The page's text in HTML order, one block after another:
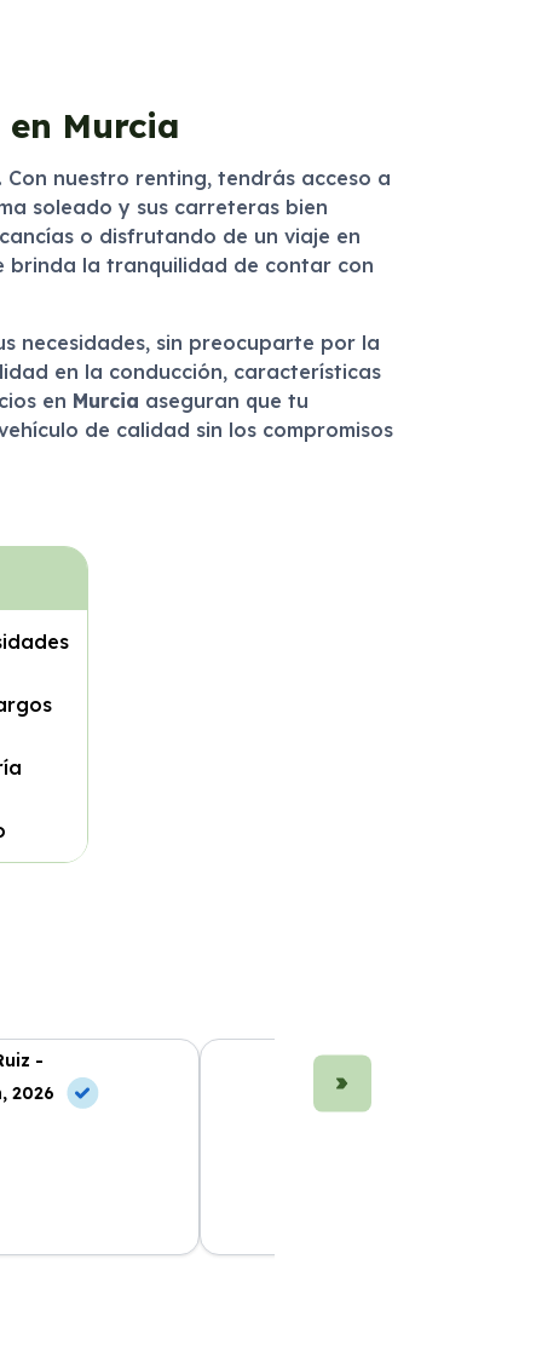
Murcia
Con nuestro renting, tendrás acceso a
soleado y sus carreteras bien
o disfrutando de un viaje en
brinda la tranquilidad de contar con
necesidades, sin preocuparte por la
en la conducción, características
en Murcia aseguran que tu
de calidad sin los compromisos
-
2026
Marta Fernández -
10 Jun, 2026